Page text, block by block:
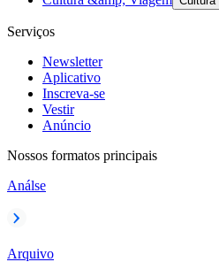
Serviços
Newsletter
Aplicativo
Inscreva-se
Vestir
Anúncio
Nossos formatos principais
Análse
Arquivo